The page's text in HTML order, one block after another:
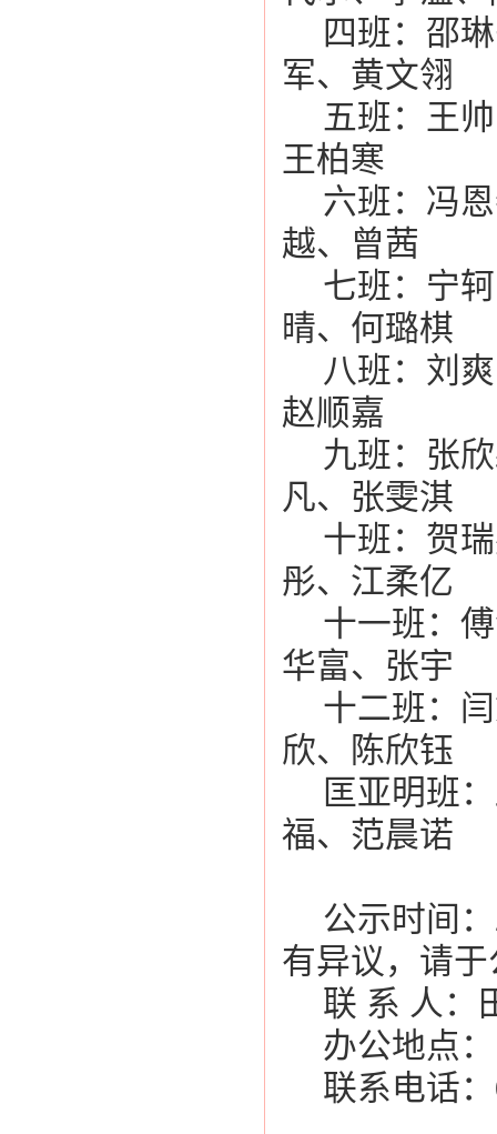
四班：邵
军、黄文翎
五班：王
王柏寒
六班：冯
越、曾茜
七班：宁轲
晴、何璐棋
八班：刘爽
赵顺嘉
九班：张
凡、张雯淇
十班：贺
彤、江柔亿
十一班：
华富、张宇
十二班：
欣、陈欣钰
匡亚明班
福、范晨诺
公示时间
有异议，请
联 系 人：
办公地点
联系电话